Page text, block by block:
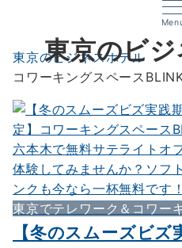
東京のビ
東京のビジネスホテル
コワーキングスペース
東京でテレワーク＆コワー
【冬のスムーズビズ